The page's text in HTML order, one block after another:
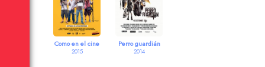
Como en el cine
2015
Perro guardián
2014